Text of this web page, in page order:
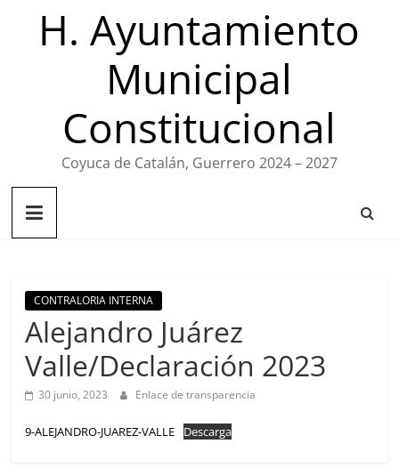
H. Ayuntamiento
Municipal
Constitucional
Coyuca de Catalán, Guerrero 2024 – 2027
CONTRALORIA INTERNA
Alejandro Juárez
Valle/Declaración 2023
30 junio, 2023 Enlace de transparencia
9-ALEJANDRO-JUAREZ-VALLE Descarga